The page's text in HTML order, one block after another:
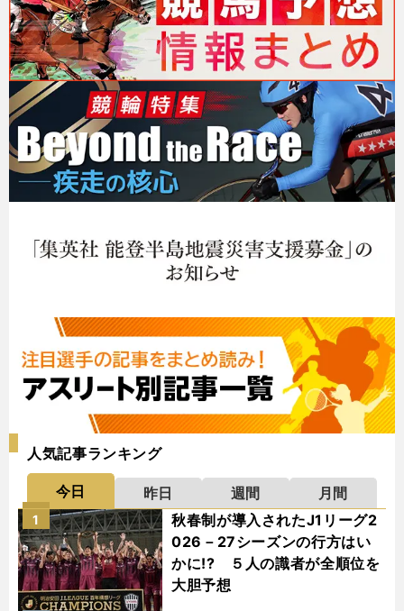
人気記事ランキング
今日 昨日 週間
月間
秋春制が導入されたJ1リーグ2
026－27シーズンの行方はい
かに!? ５人の識者が全順位を
大胆予想
1